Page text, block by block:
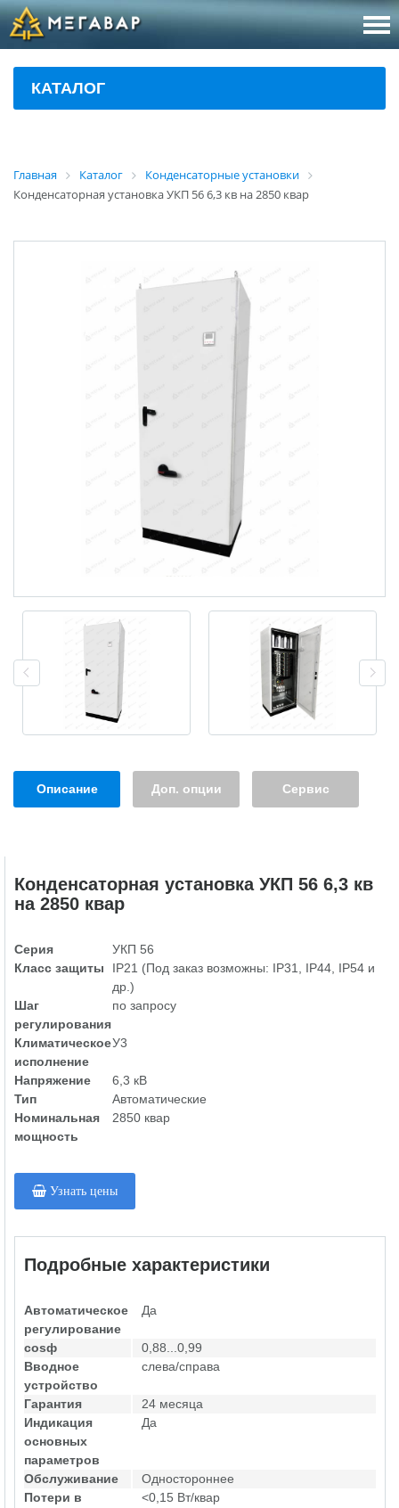
8
КАТАЛОГ
Главная Каталог
Конденсаторные установки
Конденсаторная установка УКП 56 6,3 кв на 2850 квар
Описание Доп. опции Сервис
Конденсаторная установка УКП 56 6,3 кв
на 2850 квар
Серия
УКП 56
Класс защиты
IP21 (Под заказ возможны: IP31, IP44, IP54 и
др.)
Шаг
регулирования
по запросу
Климатическое
исполнение
У3
Напряжение
6,3 кВ
Тип
Автоматические
Номинальная
мощность
2850 квар
Узнать цены
Подробные характеристики
Автоматическое
регулирование
Да
cosф
0,88...0,99
Вводное
устройство
слева/справа
Гарантия
24 месяца
Индикация
основных
параметров
Да
Обслуживание
Одностороннее
Потери в
<0,15 Вт/квар